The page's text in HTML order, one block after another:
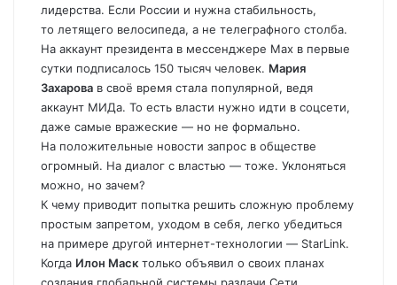
лидерства. Если России и нужна стабильность,
то летящего велосипеда, а не телеграфного столба.
На аккаунт президента в мессенджере Мах в первые
сутки подписалось 150 тысяч человек. Мария
Захарова в своё время стала популярной, ведя
аккаунт МИДа. То есть власти нужно идти в соцсети,
даже самые вражеские — но не формально.
На положительные новости запрос в обществе
огромный. На диалог с властью — тоже. Уклоняться
можно, но зачем?
К чему приводит попытка решить сложную проблему
простым запретом, уходом в себя, легко убедиться
на примере другой интернет-технологии — StarLink.
Когда Илон Маск только объявил о своих планах